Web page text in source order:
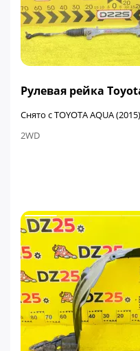
Рулевая рейка
Снято с TOYOTA AQUA (2015)
2WD